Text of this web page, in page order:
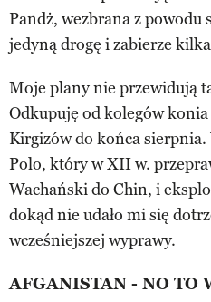
Pandż, wezbrana z
jedyną drogę i zabierze
Moje plany nie przewidują
Odkupuję od kolegów
Kirgizów do końca
Polo, który w XII w.
Wachański do Chin, i
dokąd nie udało mi się
wcześniejszej wyprawy.
AFGANISTAN - NO TO